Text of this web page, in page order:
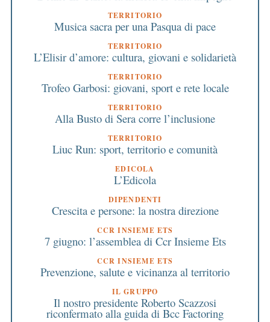
TERRITORIO
Musica sacra per una Pasqua di pace
TERRITORIO
L’Elisir d’amore: cultura, giovani e solidarietà
TERRITORIO
Trofeo Garbosi: giovani, sport e rete locale
TERRITORIO
Alla Busto di Sera corre l’inclusione
TERRITORIO
Liuc Run: sport, territorio e comunità
EDICOLA
L’Edicola
DIPENDENTI
Crescita e persone: la nostra direzione
CCR INSIEME ETS
7 giugno: l’assemblea di Ccr Insieme Ets
CCR INSIEME ETS
Prevenzione, salute e vicinanza al territorio
IL GRUPPO
Il nostro presidente Roberto Scazzosi
riconfermato alla guida di Bcc Factoring